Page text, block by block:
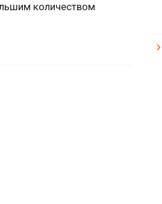
количеством